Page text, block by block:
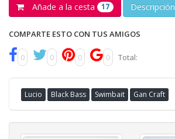
Añade a la cesta 17 Descripción
COMPARTE ESTO CON TUS AMIGOS
0 0 0 0 Total:
Lucio Black Bass Swimbait Gan Craft